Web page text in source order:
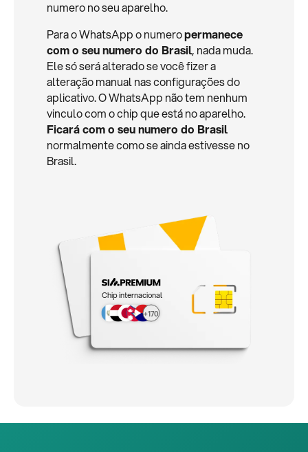
numero no seu aparelho.
Para o WhatsApp o numeropermanece
com o seu numero do Brasil, nada muda.
Ele só será alterado se você fizer a
alteração manual nas configurações do
aplicativo. O WhatsApp não tem nenhum
vinculo com o chip que está no aparelho.
Ficará com o seu numero do Brasil
normalmente como se ainda estivesse no
Brasil.
Chip internacional
+170